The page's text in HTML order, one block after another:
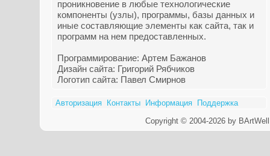
проникновение в любые технологические
компоненты (узлы), программы, базы данных и
иные составляющие элементы как сайта, так и
программ на нем предоставленных.
Программирование: Артем Бажанов
Дизайн сайта: Григорий Рябчиков
Логотип сайта: Павел Смирнов
Авторизация Контакты Информация
Поддержка
Copyright © 2004-2026 by BArtWell